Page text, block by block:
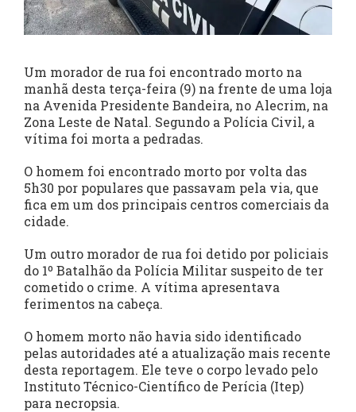
Um morador de rua foi encontrado morto na
manhã desta terça-feira (9) na frente de uma loja
na Avenida Presidente Bandeira, no Alecrim, na
Zona Leste de Natal. Segundo a Polícia Civil, a
vítima foi morta a pedradas.
O homem foi encontrado morto por volta das
5h30 por populares que passavam pela via, que
fica em um dos principais centros comerciais da
cidade.
Um outro morador de rua foi detido por policiais
do 1º Batalhão da Polícia Militar suspeito de ter
cometido o crime. A vítima apresentava
ferimentos na cabeça.
O homem morto não havia sido identificado
pelas autoridades até a atualização mais recente
desta reportagem. Ele teve o corpo levado pelo
Instituto Técnico-Científico de Perícia (Itep)
para necropsia.